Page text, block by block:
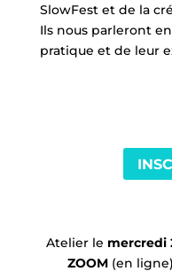
SlowFest et de la
Ils nous parleront
pratique et de leur
Atelier le mercredi
ZOOM (en